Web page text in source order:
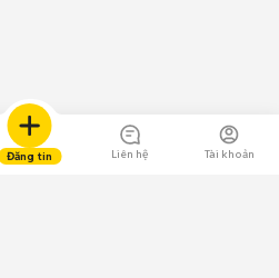
Đăng tin Liên hệ Tài khoản